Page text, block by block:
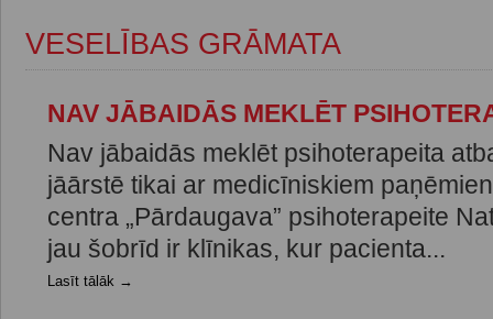
VESELĪBAS GRĀMATA
NAV JĀBAIDĀS MEKLĒT
Nav jābaidās meklēt psihoterapeita
jāārstē tikai ar medicīniskiem
centra „Pārdaugava” psihoterapeite
jau šobrīd ir klīnikas, kur pacienta...
Lasīt tālāk →